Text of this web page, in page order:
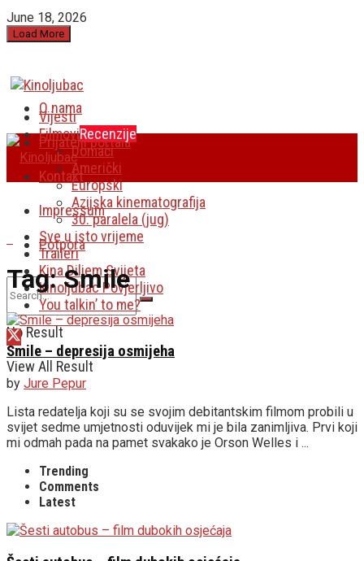
June 18, 2026
Load More
O nama
Prijatelji portala
Kontakt
Impressum
Potpora
No Result
View All Result
Vijesti
FilmoviRecenzije
Domaći
Američki
Europski
Azijska kinematografija
30. paralela (jug)
Sve u isto vrijeme
Traileri
Kina Diljem Svijeta
Kinoljubac Povjerljivo
You talkin’ to me?
Tag:Smile
Smile – depresija osmijeha
by Jure Pepur
Lista redatelja koji su se svojim debitantskim filmom probili u
svijet sedme umjetnosti oduvijek mi je bila zanimljiva. Prvi koji
mi odmah pada na pamet svakako je Orson Welles i ...
Trending
Comments
Latest